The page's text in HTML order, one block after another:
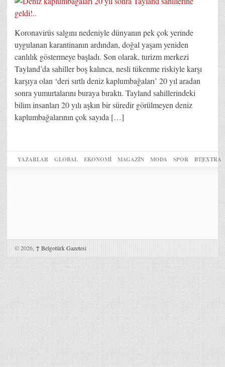
Koronavirüs salgını nedeniyle dünyanın pek çok yerinde
uygulanan karantinanın ardından, doğal yaşam yeniden
canlılık göstermeye başladı. Son olarak, turizm merkezi
Tayland’da sahiller boş kalınca, nesli tükenme riskiyle karşı
karşıya olan ‘deri sırtlı deniz kaplumbağaları’ 20 yıl aradan
sonra yumurtalarını buraya bıraktı. Tayland sahillerindeki
bilim insanları 20 yılı aşkın bir süredir görülmeyen deniz
kaplumbağalarının çok sayıda […]
YAZARLAR GLOBAL EKONOMİ MAGAZİN MODA SPOR BT|EXTRA
© 2026, ↑ Belgotürk Gazetesi